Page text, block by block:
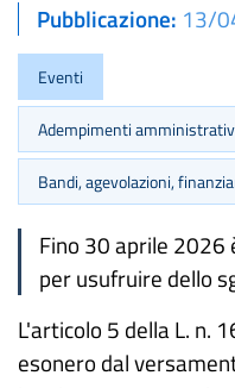
Pubblicazione 13/
Eventi
Adempimenti
Bandi, agevolazioni,
Fino 30 aprile 2026
per usufruire dello
L'articolo 5 della L. n.
esonero dal